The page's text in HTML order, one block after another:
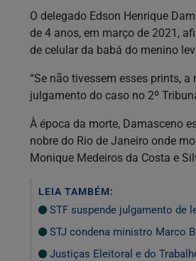
O delegado Edson Henrique
de 4 anos, em março de 2021,
de celular da babá do menino
“Se não tivessem esses prints,
julgamento do caso no 2º
À época da morte, Damasceno
nobre do Rio de Janeiro onde
Monique Medeiros da Costa e
LEIA TAMBÉM:
STF suspende julgamento de
STJ condena ministro Marco
Justiças Eleitoral e do